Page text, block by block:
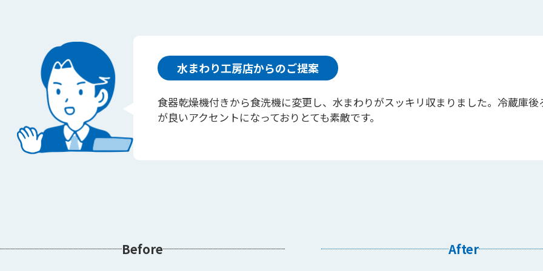
水まわり工房店からのご提案
食器乾燥機付きから食洗機に変更し、水まわりがスッキリ収まりました。冷蔵庫後
が良いアクセントになっておりとても素敵です。
Before After